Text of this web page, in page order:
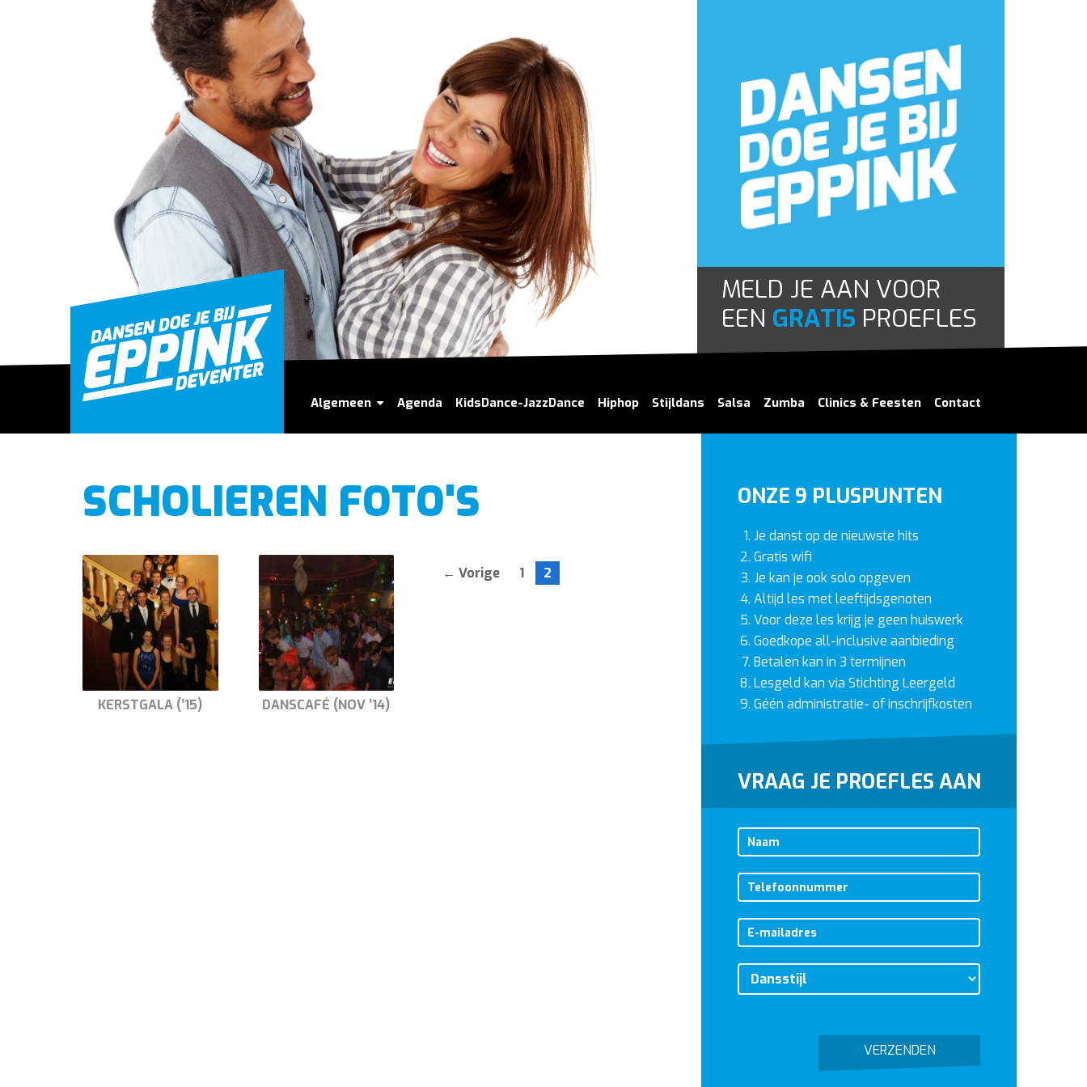
MELD JE AAN VOOR
EEN GRATIS PROEFLES
Algemeen Agenda KidsDance-JazzDance Hiphop Stijldans Salsa Zumba Clinics & Feesten Contact
SCHOLIEREN FOTO'S
KERSTGALA (’15) DANSCAFÉ (NOV ’14)
← Vorige 1 2
ONZE 9 PLUSPUNTEN
Je danst op de nieuwste hits
Gratis wifi
Je kan je ook solo opgeven
Altijd les met leeftijdsgenoten
Voor deze les krijg je geen huiswerk
Goedkope all-inclusive aanbieding
Betalen kan in 3 termijnen
Lesgeld kan via Stichting Leergeld
Géén administratie- of inschrijfkosten
VRAAG JE PROEFLES AAN
VERZENDEN